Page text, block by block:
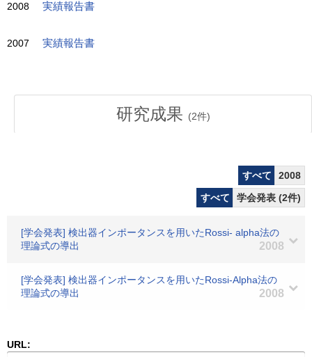
2008 実績報告書
2007 実績報告書
研究成果 (2件)
すべて
2008
すべて
学会発表 (2件)
[学会発表] 検出器インポータンスを用いたRossi- alpha法の
理論式の導出
2008
[学会発表] 検出器インポータンスを用いたRossi-Alpha法の
理論式の導出
2008
URL: